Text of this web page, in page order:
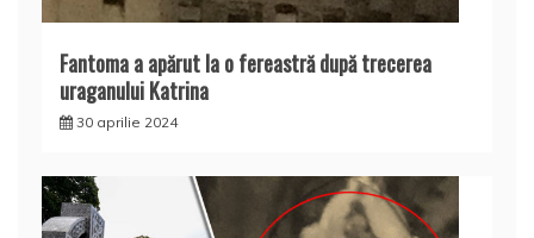
Fantoma a apărut la o fereastră după trecerea
uraganului Katrina
30 aprilie 2024